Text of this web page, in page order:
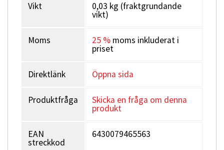
Vikt 0,03 kg (fraktgrundande
vikt)
Moms 25 % moms inkluderat i
priset
Direktlänk Öppna sida
Produktfråga Skicka en fråga om denna
produkt
EAN
streckkod
6430079465563